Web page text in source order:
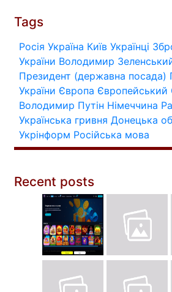
Tags
Росія Україна Київ Українці
України Володимир
Президент (державна посада)
України Європа
Володимир Путін Німеччина
Українська гривня Донецька
Укрінформ Російська мова
Recent posts